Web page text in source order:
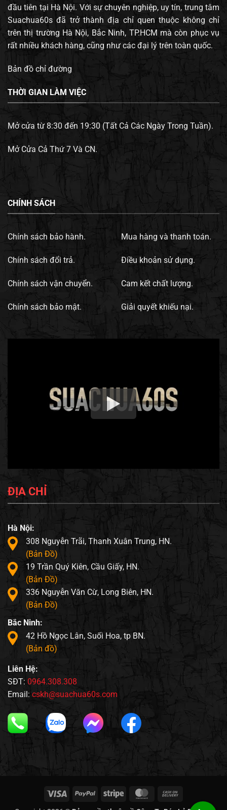
đầu tiên tại Hà Nội. Với sự chuyên nghiệp, uy tín, trung tâm
Suachua60s đã trở thành địa chỉ quen thuộc không chỉ
trên thị trường Hà Nội, Bắc Ninh, TP.HCM mà còn phục vụ
rất nhiều khách hàng, cũng như các đại lý trên toàn quốc.
Bản đồ chỉ đường
THỜI GIAN LÀM VIỆC
Mở cửa từ 8:30 đến 19:30 (Tất Cả Các Ngày Trong Tuần).
Mở Cửa Cả Thứ 7 Và CN.
CHÍNH SÁCH
Chính sách bảo hành.
Chính sách đổi trả.
Chính sách vận chuyển.
Chính sách bảo mật.
Mua hàng và thanh toán.
Điều khoản sử dụng.
Cam kết chất lượng.
Giải quyết khiếu nại.
ĐỊA CHỈ
Hà Nội:
308 Nguyễn Trãi, Thanh Xuân Trung, HN.
(Bản Đồ)
19 Trần Quý Kiên, Cầu Giấy, HN.
(Bản Đồ)
336 Nguyễn Văn Cừ, Long Biên, HN.
(Bản Đồ)
Bắc Ninh:
42 Hồ Ngọc Lân, Suối Hoa, tp BN.
(Bản đồ)
Liên Hệ:
SĐT: 0964.308.308
Email: cskh@suachua60s.com
Visa PayPal Stripe MasterCard